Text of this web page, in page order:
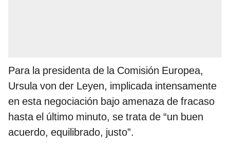
Para la presidenta de la Comisión Europea,
Ursula von der Leyen, implicada intensamente
en esta negociación bajo amenaza de fracaso
hasta el último minuto, se trata de “un buen
acuerdo, equilibrado, justo”.